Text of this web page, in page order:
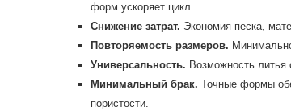
форм ускоряет цикл.
Снижение затрат. Экономия песка,
Повторяемость размеров.
Универсальность. Возможность литья
Минимальный брак. Точные формы
пористости.